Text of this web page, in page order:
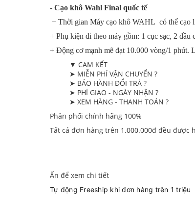
- Cạo khô Wahl Final quốc tế
+ Thời gian Máy cạo khô WAHL có thể cạo
+ Phụ kiện đi theo máy gồm: 1 cục sạc, 2
+ Động cơ mạnh mẽ đạt 10.000 vòng/1 phút.
▼ CAM KẾT
➤ MIỄN PHÍ VẬN CHUYỂN ?
➤ BẢO HÀNH ĐỔI TRẢ ?
➤ PHÍ GIAO - NGÀY NHẬN ?
➤ XEM HÀNG - THANH TOÁN ?
Phân phối chính hãng 100%
Tất cả đơn hàng trên 1.000.000đ đều
Ấn để xem chi tiết
Tự động Freeship khi đơn hàng trên 1 triệu